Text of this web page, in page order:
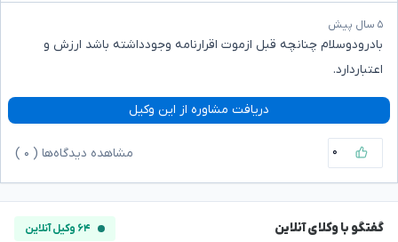
۵ سال پیش
بادرودوسلام چنانچه قبل ازموت اقرارنامه وجودداشته باشد ارزش و
اعتباردارد.
دریافت مشاوره از این وکیل
۰ مشاهده دیدگاه‌ها ( ۰
گفتگو با وکلای آنلاین ۶۴ وکیل آنلاین